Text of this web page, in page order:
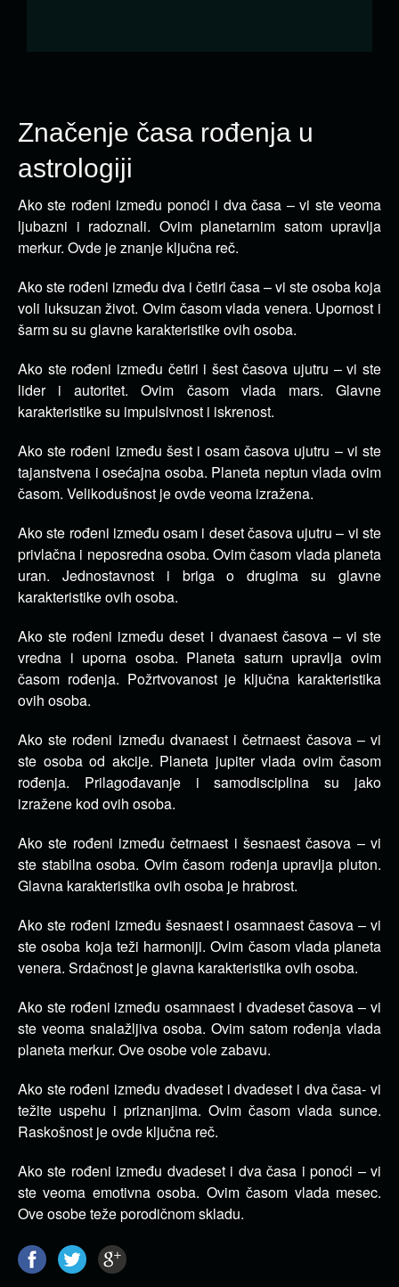
Značenje časa rođenja u
astrologiji
Ako ste rođeni između ponoći i dva časa – vi ste veoma
ljubazni i radoznali. Ovim planetarnim satom upravlja
merkur. Ovde je znanje ključna reč.
Ako ste rođeni između dva i četiri časa – vi ste osoba koja
voli luksuzan život. Ovim časom vlada venera. Upornost i
šarm su su glavne karakteristike ovih osoba.
Ako ste rođeni između četiri i šest časova ujutru – vi ste
lider i autoritet. Ovim časom vlada mars. Glavne
karakteristike su impulsivnost i iskrenost.
Ako ste rođeni između šest i osam časova ujutru – vi ste
tajanstvena i osećajna osoba. Planeta neptun vlada ovim
časom. Velikodušnost je ovde veoma izražena.
Ako ste rođeni između osam i deset časova ujutru – vi ste
privlačna i neposredna osoba. Ovim časom vlada planeta
uran. Jednostavnost i briga o drugima su glavne
karakteristike ovih osoba.
Ako ste rođeni između deset i dvanaest časova – vi ste
vredna i uporna osoba. Planeta saturn upravlja ovim
časom rođenja. Požrtvovanost je ključna karakteristika
ovih osoba.
Ako ste rođeni između dvanaest i četrnaest časova – vi
ste osoba od akcije. Planeta jupiter vlada ovim časom
rođenja. Prilagođavanje i samodisciplina su jako
izražene kod ovih osoba.
Ako ste rođeni između četrnaest i šesnaest časova – vi
ste stabilna osoba. Ovim časom rođenja upravlja pluton.
Glavna karakteristika ovih osoba je hrabrost.
Ako ste rođeni između šesnaest i osamnaest časova – vi
ste osoba koja teži harmoniji. Ovim časom vlada planeta
venera. Srdačnost je glavna karakteristika ovih osoba.
Ako ste rođeni između osamnaest i dvadeset časova – vi
ste veoma snalažljiva osoba. Ovim satom rođenja vlada
planeta merkur. Ove osobe vole zabavu.
Ako ste rođeni između dvadeset i dvadeset i dva časa- vi
težite uspehu i priznanjima. Ovim časom vlada sunce.
Raskošnost je ovde ključna reč.
Ako ste rođeni između dvadeset i dva časa i ponoći – vi
ste veoma emotivna osoba. Ovim časom vlada mesec.
Ove osobe teže porodičnom skladu.